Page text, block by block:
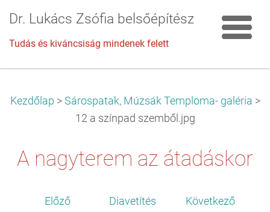
Dr. Lukács Zsófia belsőépítész
Tudás és kiváncsiság mindenek felett
Kezdőlap > Sárospatak, Múzsák Temploma- galéria >
12 a színpad szemből.jpg
A nagyterem az átadáskor
Előző
Diavetítés
Következő